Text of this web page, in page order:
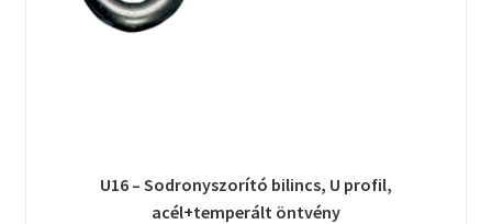
U16 – Sodronyszorító bilincs, U profil,
acél+temperált öntvény